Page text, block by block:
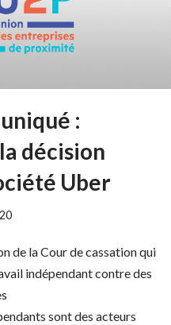
:
décision
Uber
de la Cour de cassation qui
indépendant contre des
sont des acteurs